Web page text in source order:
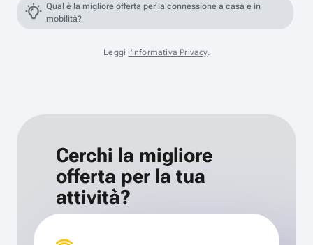
Qual è la migliore offerta per la connessione a casa e in
mobilità?
Leggi l'informativa Privacy.
Cerchi la migliore
offerta per la tua
attività?